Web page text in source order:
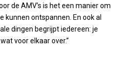
de AMV’s is het een manier om
kunnen ontspannen. En ook al
dingen begrijpt iedereen: je
voor elkaar over.”